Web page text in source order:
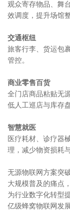
观众寄存物品、舞
效调度，提升场馆
交通枢纽
旅客行李、货运包
管控。
商业零售百货
全门店商品粘贴无
低人工巡店与库存
智慧就医
医疗耗材、诊疗器
理，减少物资损耗
无源物联网方案突
大规模普及的痛点
为行业数字化转型
亿级蜂窝物联网发